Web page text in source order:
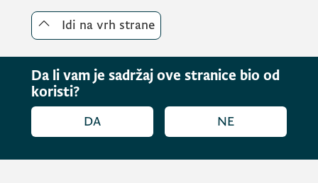
Idi na vrh strane
Da li vam je sadržaj ove stranice bio od
koristi?
DA NE